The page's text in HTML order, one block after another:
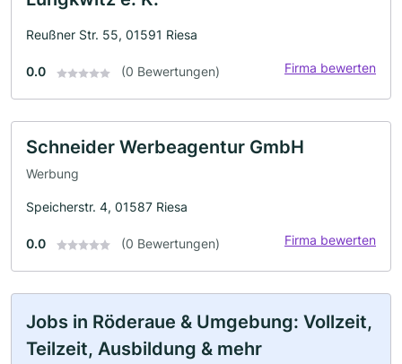
Reußner Str. 55, 01591 Riesa
0.0 (0 Bewertungen) Firma bewerten
Schneider Werbeagentur GmbH
Werbung
Speicherstr. 4, 01587 Riesa
0.0 (0 Bewertungen) Firma bewerten
Jobs in Röderaue & Umgebung: Vollzeit,
Teilzeit, Ausbildung & mehr